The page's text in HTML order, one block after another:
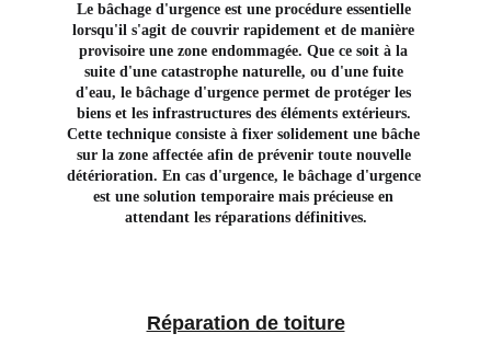
Le bâchage d'urgence est une procédure essentielle
lorsqu'il s'agit de couvrir rapidement et de manière
provisoire une zone endommagée. Que ce soit à la
suite d'une catastrophe naturelle, ou d'une fuite
d'eau, le bâchage d'urgence permet de protéger les
biens et les infrastructures des éléments extérieurs.
Cette technique consiste à fixer solidement une bâche
sur la zone affectée afin de prévenir toute nouvelle
détérioration. En cas d'urgence, le bâchage d'urgence
est une solution temporaire mais précieuse en
attendant les réparations définitives.
Réparation de toiture